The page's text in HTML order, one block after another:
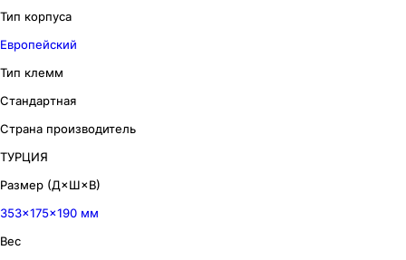
Тип корпуса
Европейский
Тип клемм
Стандартная
Страна производитель
ТУРЦИЯ
Размер (Д×Ш×В)
353×175×190 мм
Вес